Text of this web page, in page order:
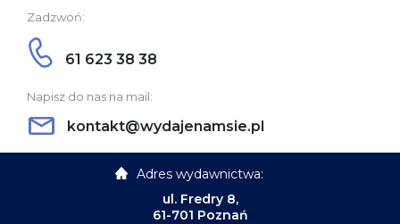
Zadzwoń:
61 623 38 38
Napisz do nas na mail:
kontakt@wydajenamsie.pl
Adres wydawnictwa:
ul. Fredry 8,
61-701 Poznań